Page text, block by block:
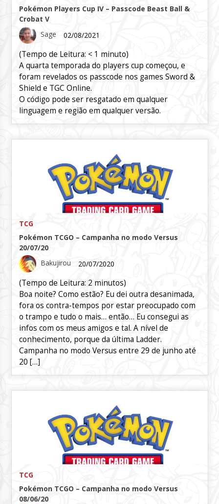
Pokémon Players Cup IV – Passcode Beast Ball &
Crobat V
Sage
02/08/2021
(Tempo de Leitura: < 1 minuto)
A quarta temporada do players cup começou, e
foram revelados os passcode nos games Sword &
Shield e TGC Online.
O código pode ser resgatado em qualquer
linguagem e região em qualquer versão.
TCG
Pokémon TCGO – Campanha no modo Versus
20/07/20
Bakujirou
20/07/2020
(Tempo de Leitura: 2 minutos)
Boa noite? Como estão? Eu dei outra desanimada,
fora os contra-tempos por estar preocupado com
o trampo e tudo o mais… então… Eu consegui as
infos com os meus amigos e tal. A nível de
conhecimento, porque da última Ladder.
Campanha no modo Versus entre 29 de junho até
20 […]
TCG
Pokémon TCGO – Campanha no modo Versus
08/06/20